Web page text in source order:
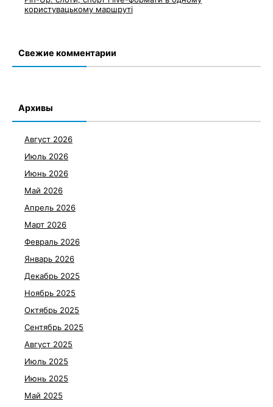
користувацькому маршруті
Свежие комментарии
Архивы
Август 2026
Июль 2026
Июнь 2026
Май 2026
Апрель 2026
Март 2026
Февраль 2026
Январь 2026
Декабрь 2025
Ноябрь 2025
Октябрь 2025
Сентябрь 2025
Август 2025
Июль 2025
Июнь 2025
Май 2025